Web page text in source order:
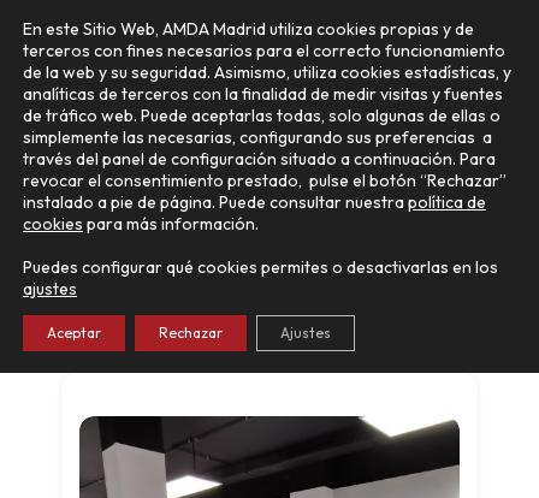
contenido
Main
Menu
BIKES & BIKES
KOVE,MACBOR,MOTO MORINI,QJ MOTOR , RIEJU ,
Madrid
En este Sitio Web, AMDA Madrid utiliza cookies propias y de
terceros con fines necesarios para el correcto funcionamiento
de la web y su seguridad. Asimismo, utiliza cookies estadísticas, y
analíticas de terceros con la finalidad de medir visitas y fuentes
de tráfico web. Puede aceptarlas todas, solo algunas de ellas o
simplemente las necesarias, configurando sus preferencias a
través del panel de configuración situado a continuación. Para
revocar el consentimiento prestado, pulse el botón “Rechazar”
instalado a pie de página. Puede consultar nuestrapolítica de
cookies para más información.
Puedes configurar qué cookies permites o desactivarlas en los
ajustes
Aceptar Rechazar Ajustes